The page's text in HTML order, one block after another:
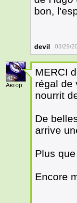
bon,
devil 03/29/
41
Автор
MERCI
régal de
nourrit
De
arrive
Plus
Encore